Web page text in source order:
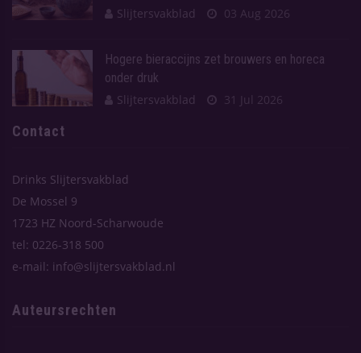
Slijtersvakblad
03 Aug 2026
Hogere bieraccijns zet brouwers en horeca
onder druk
Slijtersvakblad
31 Jul 2026
Contact
Drinks Slijtersvakblad
De Mossel 9
1723 HZ Noord-Scharwoude
tel: 0226-318 500
e-mail: info@slijtersvakblad.nl
Auteursrechten